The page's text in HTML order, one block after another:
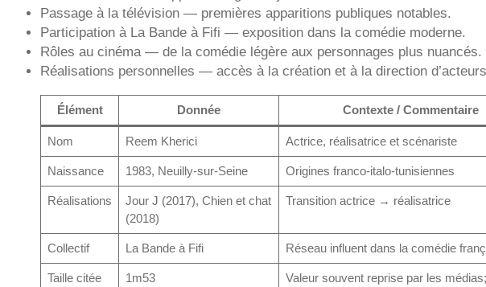
Passage à la télévision — premières apparitions publiques notables.
Participation à La Bande à Fifi — exposition dans la comédie moderne.
Rôles au cinéma — de la comédie légère aux personnages plus nuancés.
Réalisations personnelles — accès à la création et à la direction
Élément Donnée Contexte / Commentaire
Nom Reem Kherici Actrice, réalisatrice et scénariste
Naissance 1983, Neuilly‑sur‑Seine Origines franco‑italo‑tunisiennes
Réalisations
Jour J (2017), Chien et chat
(2018)
Transition actrice → réalisatrice
Collectif La Bande à Fifi Réseau influent dans la comédie
Taille citée 1m53
Valeur souvent reprise par les